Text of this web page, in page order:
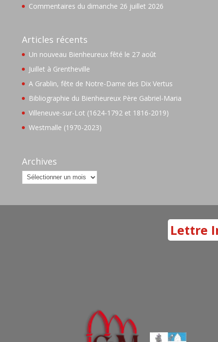
Commentaires du dimanche 26 juillet 2026
Articles récents
Un nouveau Bienheureux fêté le 27 août
Juillet à Grentheville
A Grablin, fête de Notre-Dame des Dix Vertus
Bibliographie du Bienheureux Père Gabriel-Maria
Villeneuve-sur-Lot (1624-1792 et 1816-2019)
Westmalle (1970-2023)
Archives
Archives
Lettre